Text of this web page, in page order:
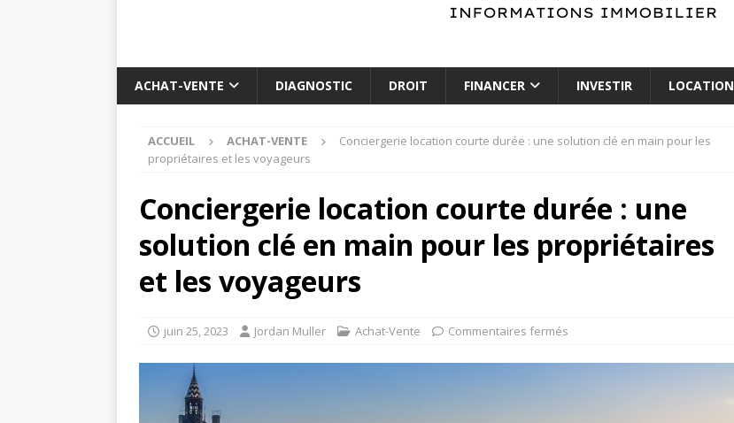
ACHAT-VENTE DIAGNOSTIC DROIT FINANCER INVESTIR LOCATION
ACCUEIL ACHAT-VENTE
Conciergerie location courte durée : une solution clé en main pour les
propriétaires et les voyageurs
Conciergerie location courte durée : une
solution clé en main pour les propriétaires
et les voyageurs
juin 25, 2023 Jordan Muller Achat-Vente Commentaires fermés